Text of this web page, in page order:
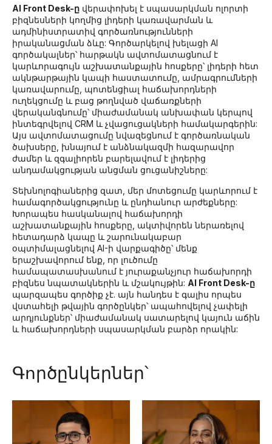
AI Front Desk-ը վերափոխել է սպասարկման ոլորտի
բիզնեսների կողմից լիդերի կառավարման և
ադմինիստրատիվ գործառնությունների
իրականացման ձևը: Գործարկելով խելացի AI
գործակալներ՝ հարթակն ավտոմատացնում է
կարևորագույն աշխատանքային հոսքերը՝ լիդերի հետ
ակնթարթային կապի հաստատումը, ամրագրումների
կառավարումը, պոտենցիալ հաճախորդների
ուղեկցումը և բաց թողնված վաճառքների
վերականգնումը՝ միաժամանակ անխափան կերպով
ինտեգրվելով CRM և չվացուցակների համակարգերին:
Այս ավտոմատացումը նվազեցնում է գործառնական
ծախսերը, խնայում է անձնակազմի հազարավոր
ժամեր և զգալիորեն բարելավում է լիդերից
անդամակցության անցման ցուցանիշները:
Տեխնոլոգիաներից զատ, մեր մոտեցումը կարևորում է
համագործակցությունը և ընդհանուր արժեքները:
Խորապես հասկանալով հաճախորդի
աշխատանքային հոսքերը, ակտիվորեն ներառելով
հետադարձ կապը և շարունակաբար
օպտիմալացնելով AI-ի վարքագիծը՝ մենք
երաշխավորում ենք, որ լուծումը
համապատասխանում է յուրաքանչյուր հաճախորդի
բիզնես նպատակներին և մշակույթին: AI Front Desk-ը
պարզապես գործիք չէ. այն հանդես է գալիս որպես
վստահելի թվային գործընկեր՝ ապահովելով չափելի
արդյունքներ՝ միաժամանակ սատարելով կայուն աճին
և հաճախորդների սպասարկման բարձր որակին:
Գործընկերներ՝